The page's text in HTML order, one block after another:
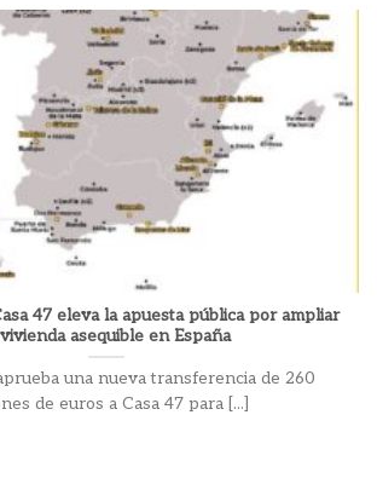
47 eleva la apuesta pública por ampliar
asequible en España
una nueva transferencia de 260
de euros a Casa 47 para [...]